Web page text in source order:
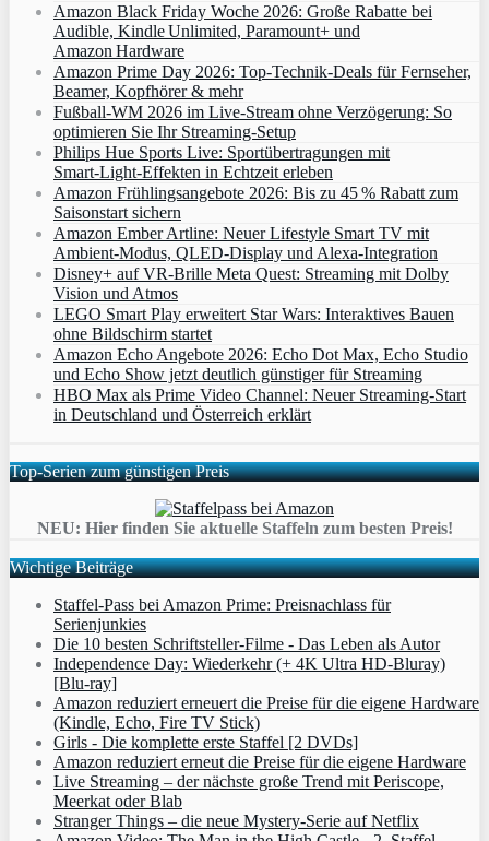
Amazon Black Friday Woche 2026: Große Rabatte bei
Audible, Kindle Unlimited, Paramount+ und
Amazon Hardware
Amazon Prime Day 2026: Top-Technik-Deals für Fernseher,
Beamer, Kopfhörer & mehr
Fußball-WM 2026 im Live-Stream ohne Verzögerung: So
optimieren Sie Ihr Streaming-Setup
Philips Hue Sports Live: Sportübertragungen mit
Smart‑Light‑Effekten in Echtzeit erleben
Amazon Frühlingsangebote 2026: Bis zu 45 % Rabatt zum
Saisonstart sichern
Amazon Ember Artline: Neuer Lifestyle Smart TV mit
Ambient‑Modus, QLED‑Display und Alexa‑Integration
Disney+ auf VR-Brille Meta Quest: Streaming mit Dolby
Vision und Atmos
LEGO Smart Play erweitert Star Wars: Interaktives Bauen
ohne Bildschirm startet
Amazon Echo Angebote 2026: Echo Dot Max, Echo Studio
und Echo Show jetzt deutlich günstiger für Streaming
HBO Max als Prime Video Channel: Neuer Streaming‑Start
in Deutschland und Österreich erklärt
Top-Serien zum günstigen Preis
NEU: Hier finden Sie aktuelle Staffeln zum besten Preis!
Wichtige Beiträge
Staffel-Pass bei Amazon Prime: Preisnachlass für
Serienjunkies
Die 10 besten Schriftsteller-Filme - Das Leben als Autor
Independence Day: Wiederkehr (+ 4K Ultra HD-Bluray)
[Blu-ray]
Amazon reduziert erneuert die Preise für die eigene Hardware
(Kindle, Echo, Fire TV Stick)
Girls - Die komplette erste Staffel [2 DVDs]
Amazon reduziert erneut die Preise für die eigene Hardware
Live Streaming – der nächste große Trend mit Periscope,
Meerkat oder Blab
Stranger Things – die neue Mystery-Serie auf Netflix